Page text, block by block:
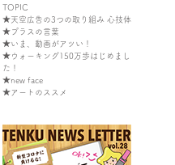
TOPIC
★天空広告の3つの取り組み 心技体
★プラスの言葉
★いま、動画がアツい！
★ウォーキング150万歩はじめまし
た！
★new face
★アートのススメ